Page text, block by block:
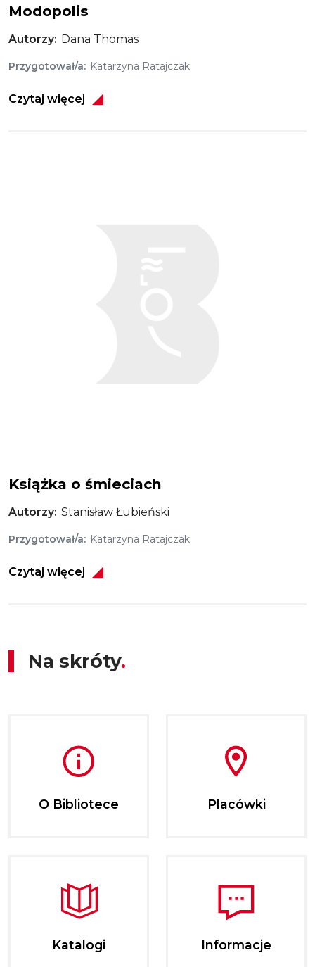
Modopolis
Autorzy Dana Thomas
Przygotował/a Katarzyna Ratajczak
Czytaj więcej
Książka o śmieciach
Autorzy Stanisław Łubieński
Przygotował/a Katarzyna Ratajczak
Czytaj więcej
Na skróty
O Bibliotece Placówki
Katalogi Informacje